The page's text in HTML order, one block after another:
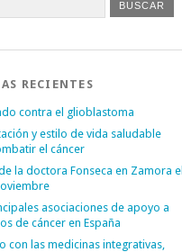
RECIENTES
contra el glioblastoma
y estilo de vida saludable
el cáncer
la doctora Fonseca en Zamora el
asociaciones de apoyo a
de cáncer en España
con las medicinas integrativas,